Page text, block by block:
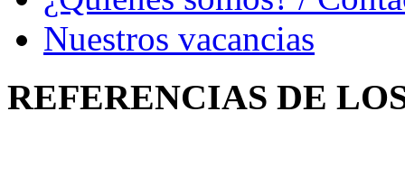
Nuestros vacancias
REFERENCIAS DE